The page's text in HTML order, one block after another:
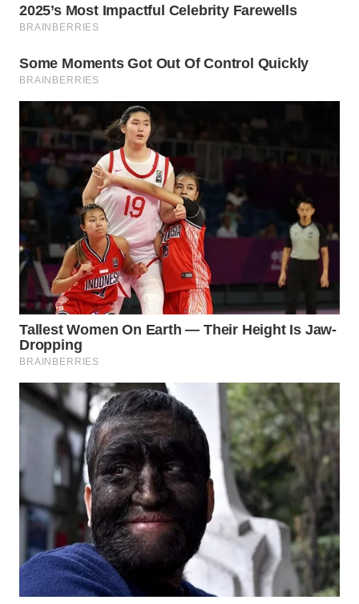
TINGGI
PAKPAK
WN
KARAWANG
WN
BEKASI
BOGOR
WN
DEPOK
WN
TAPANULI
UTARA
WN
SAMOSIR
WN
PADANG
LAWAS
WN
SUMEDANG